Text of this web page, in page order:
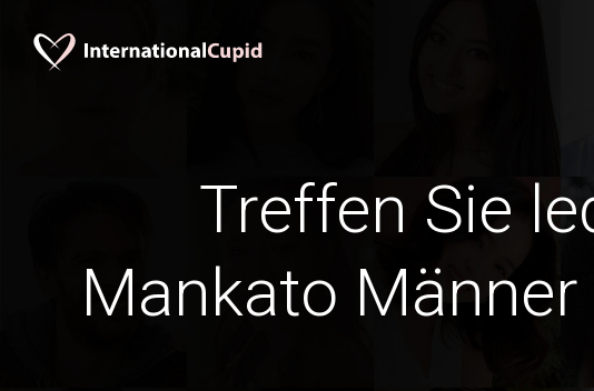
Treffen Sie
Mankato